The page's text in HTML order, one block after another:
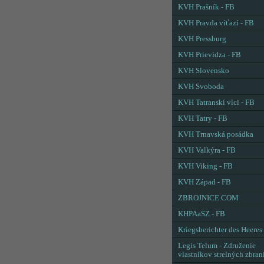
KVH Prašník - FB
KVH Pravda víťazí - FB
KVH Pressburg
KVH Prievidza - FB
KVH Slovensko
KVH Svoboda
KVH Tatranskí vlci - FB
KVH Tatry - FB
KVH Trnavská posádka
KVH Valkýra - FB
KVH Viking - FB
KVH Západ - FB
ZBROJNICE.COM
KHPAaSZ - FB
Kriegsberichter des Heeres
Legis Telum - Združenie
vlastníkov strelných